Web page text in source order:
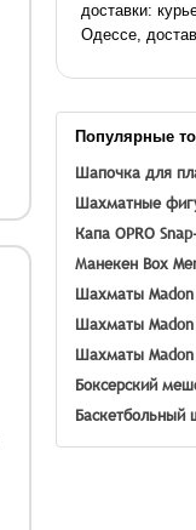
доставки:
Одессе,
Популярные
Шапочка для
Шахматные
Капа OPRO
Манекен Вох
Шахматы
Шахматы
Шахматы
Боксерский